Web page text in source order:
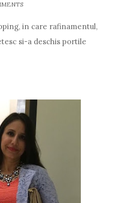
in care rafinamentul,
si-a deschis portile